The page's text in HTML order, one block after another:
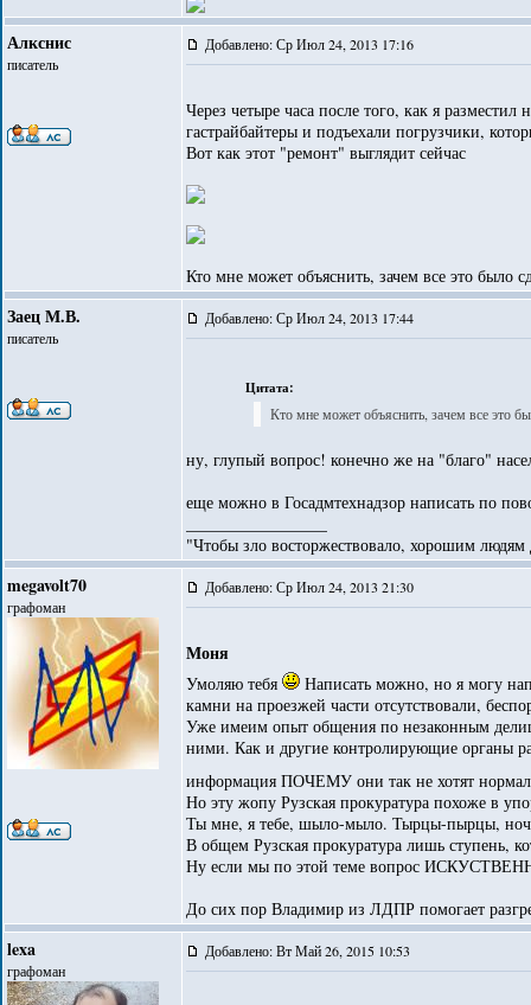
Алкснис
писатель
Добавлено: Ср Июл 24, 2013 17:16
Через четыре часа после того, как я
гастрайбайтеры и подъехали погрузчики,
Вот как этот "ремонт" выглядит сейчас
Кто мне может объяснить, зачем все это было
Заец М.В.
писатель
Добавлено: Ср Июл 24, 2013 17:44
Цитата:
Кто мне может объяснить, зачем все это
ну, глупый вопрос! конечно же на "благо"
еще можно в Госадмтехнадзор написать по
"Чтобы зло восторжествовало, хорошим людям
megavolt70
графоман
Добавлено: Ср Июл 24, 2013 21:30
Моня
Умоляю тебя
Написать можно, но я могу
камни на проезжей части отсутствовали,
Уже имеим опыт общения по незаконным
ними. Как и другие контролирующие органы
информация ПОЧЕМУ они так не хотят
Но эту жопу Рузская прокуратура похоже в
Ты мне, я тебе, шыло-мыло. Тырцы-пырцы,
В общем Рузская прокуратура лишь ступень,
Ну если мы по этой теме вопрос
До сих пор Владимир из ЛДПР помогает
lexa
графоман
Добавлено: Вт Май 26, 2015 10:53